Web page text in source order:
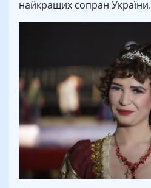
найкращих сопран України.